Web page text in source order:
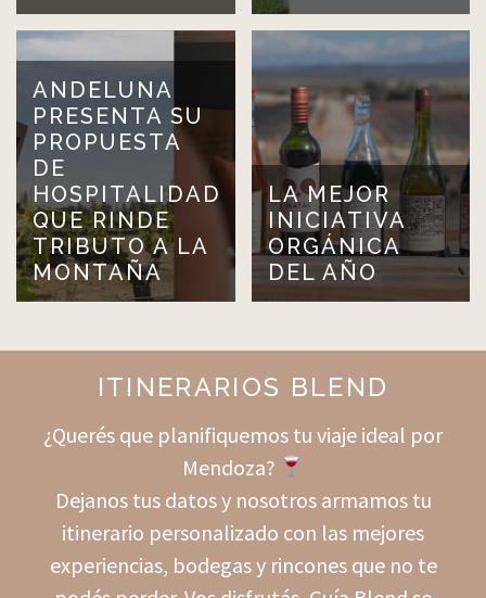
ANDELUNA
PRESENTA SU
PROPUESTA
DE
HOSPITALIDAD
QUE RINDE
TRIBUTO A LA
MONTAÑA
LA MEJOR
INICIATIVA
ORGÁNICA
DEL AÑO
ITINERARIOS BLEND
¿Querés que planifiquemos tu viaje ideal por
Mendoza?
Dejanos tus datos y nosotros armamos tu
itinerario personalizado con las mejores
experiencias, bodegas y rincones que no te